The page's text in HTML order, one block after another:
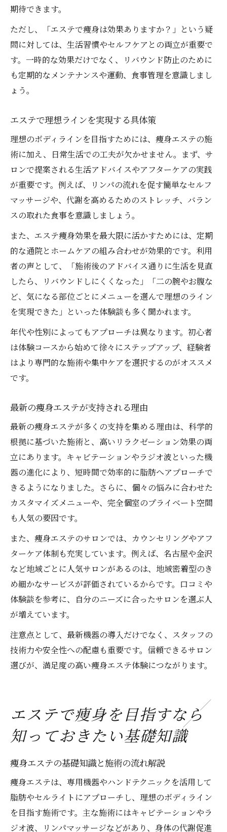
期待できます。
ただし、「エステで痩身は効果ありますか？」という疑
問に対しては、生活習慣やセルフケアとの両立が重要で
す。一時的な効果だけでなく、リバウンド防止のために
も定期的なメンテナンスや運動、食事管理を意識しまし
ょう。
エステで理想ラインを実現する具体策
理想のボディラインを目指すためには、痩身エステの施
術に加え、日常生活での工夫が欠かせません。まず、サ
ロンで提案される生活アドバイスやアフターケアの実践
が重要です。例えば、リンパの流れを促す簡単なセルフ
マッサージや、代謝を高めるためのストレッチ、バラン
スの取れた食事を意識しましょう。
また、エステ痩身効果を最大限に活かすためには、定期
的な通院とホームケアの組み合わせが効果的です。利用
者の声として、「施術後のアドバイス通りに生活を見直
したら、リバウンドしにくくなった」「二の腕やお腹な
ど、気になる部位ごとにメニューを選んで理想のライン
を実現できた」といった体験談も多く聞かれます。
年代や性別によってもアプローチは異なります。初心者
は体験コースから始めて徐々にステップアップ、経験者
はより専門的な施術や集中ケアを選択するのがオススメ
です。
最新の痩身エステが支持される理由
最新の痩身エステが多くの支持を集める理由は、科学的
根拠に基づいた施術と、高いリラクゼーション効果の両
立にあります。キャビテーションやラジオ波といった機
器の進化により、短時間で効率的に脂肪へアプローチで
きるようになりました。さらに、個々の悩みに合わせた
カスタマイズメニューや、完全個室のプライベート空間
も人気の要因です。
また、痩身エステのサロンでは、カウンセリングやアフ
ターケア体制も充実しています。例えば、名古屋や金沢
など地域ごとに人気サロンがあるのは、地域密着型のき
め細かなサービスが評価されているからです。口コミや
体験談を参考に、自分のニーズに合ったサロンを選ぶ人
が増えています。
注意点として、最新機器の導入だけでなく、スタッフの
技術力や安全性への配慮も重要です。信頼できるサロン
選びが、満足度の高い痩身エステ体験につながります。
エステで痩身を目指すなら
知っておきたい基礎知識
痩身エステの基礎知識と施術の流れ解説
痩身エステは、専用機器やハンドテクニックを活用して
脂肪やセルライトにアプローチし、理想のボディライン
を目指す施術です。主な施術にはキャビテーションやラ
ジオ波、リンパマッサージなどがあり、身体の代謝促進